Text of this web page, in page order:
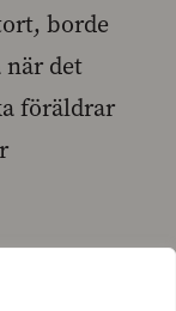
borde
det
föräldrar